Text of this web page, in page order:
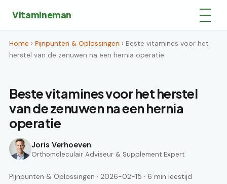
Vitamineman
Home › Pijnpunten & Oplossingen › Beste vitamines voor het
herstel van de zenuwen na een hernia operatie
Beste vitamines voor het herstel
van de zenuwen na een hernia
operatie
Joris Verhoeven
Orthomoleculair Adviseur & Supplement Expert
Pijnpunten & Oplossingen · 2026-02-15 · 6 min leestijd